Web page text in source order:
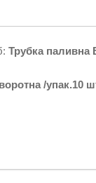
Трубка паливна
/упак.10